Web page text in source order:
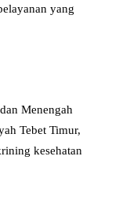
yang
Menengah
Tebet Timur,
kesehatan